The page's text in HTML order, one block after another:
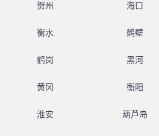
贺州 海口
衡水 鹤壁
鹤岗 黑河
黄冈 衡阳
淮安 葫芦岛